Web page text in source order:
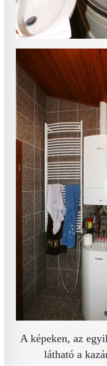
A képeken, az
látható a